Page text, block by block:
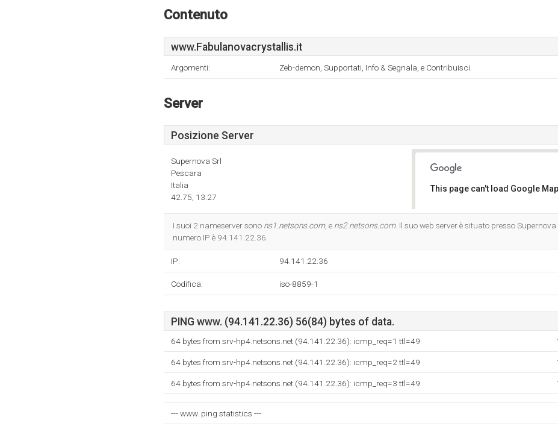
Contenuto
www.Fabulanovacrystallis.it
Argomenti: Zeb-demon, Supportati, Info & Segnala, e Contribuisci.
Server
Posizione Server
Supernova Srl
Pescara
Italia
42.75, 13.27
This page can't load Google
I suoi 2 nameserver sono ns1.netsons.com, e ns2.netsons.com. Il suo web server è situato presso
numero IP è 94.141.22.36.
IP: 94.141.22.36
Codifica: iso-8859-1
PING www. (94.141.22.36) 56(84) bytes of data.
64 bytes from srv-hp4.netsons.net (94.141.22.36): icmp_req=1 ttl=49
64 bytes from srv-hp4.netsons.net (94.141.22.36): icmp_req=2 ttl=49
64 bytes from srv-hp4.netsons.net (94.141.22.36): icmp_req=3 ttl=49
--- www. ping statistics ---